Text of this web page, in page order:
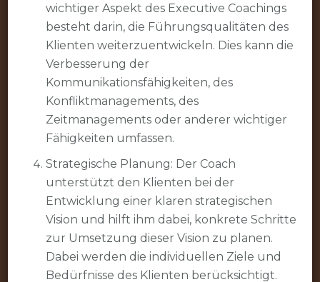
wichtiger Aspekt des Executive Coachings
besteht darin, die Führungsqualitäten des
Klienten weiterzuentwickeln. Dies kann die
Verbesserung der
Kommunikationsfähigkeiten, des
Konfliktmanagements, des
Zeitmanagements oder anderer wichtiger
Fähigkeiten umfassen.
Strategische Planung: Der Coach
unterstützt den Klienten bei der
Entwicklung einer klaren strategischen
Vision und hilft ihm dabei, konkrete Schritte
zur Umsetzung dieser Vision zu planen.
Dabei werden die individuellen Ziele und
Bedürfnisse des Klienten berücksichtigt.